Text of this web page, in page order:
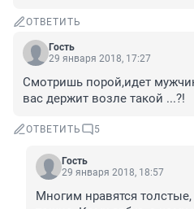
ОТВЕТИТЬ
Гость
29 января 2018, 17:27
Смотришь порой,идет
вас держит возле такой ...?!
ОТВЕТИТЬ 5
Гость
29 января 2018, 18:57
Многим нравятся